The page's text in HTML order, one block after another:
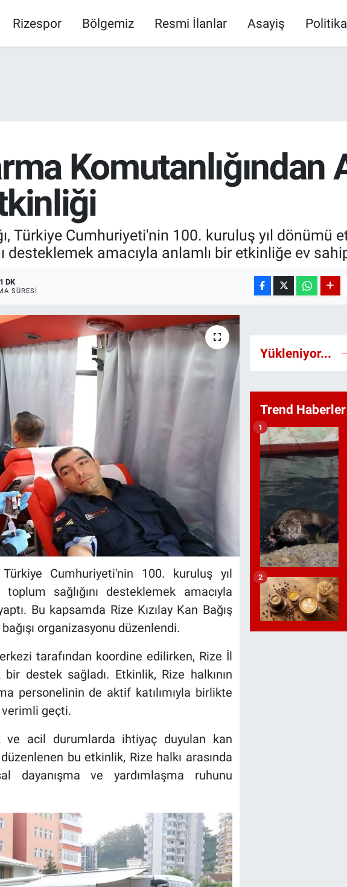
Rizespor Bölgemiz Resmi İlanlar Asayiş Politika
Komutanlığından
Türkiye Cumhuriyeti'nin 100. kuruluş yıl dönümü
desteklemek amacıyla anlamlı bir etkinliğe ev
DK
SÜRESI
Cumhuriyeti'nin 100. kuruluş yıl
sağlığını desteklemek amacıyla
Bu kapsamda Rize Kızılay Kan Bağış
organizasyonu düzenlendi.
tarafından koordine edilirken, Rize İl
destek sağladı. Etkinlik, Rize halkının
personelinin de aktif katılımıyla birlikte
verimli geçti.
ve acil durumlarda ihtiyaç duyulan kan
bu etkinlik, Rize halkı arasında
dayanışma ve yardımlaşma ruhunu
Yükleniyor...
Trend Haberler
1
2